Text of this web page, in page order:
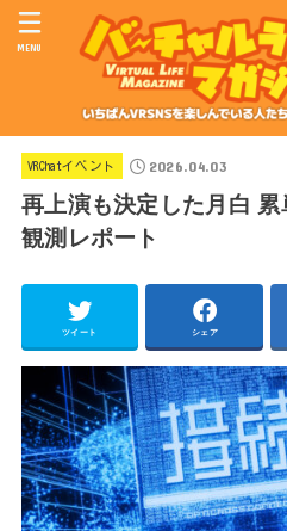
MENU
VRChatイベント 2026.04.03
再上演も決定した月白 累
観測レポート
ツイート シェア